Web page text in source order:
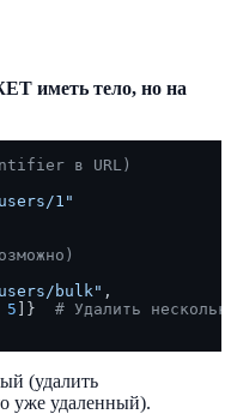
иметь тело, но на
в URL)
1"
bulk" ,
5 ]} # Удалить
(удалить
уже удаленный).